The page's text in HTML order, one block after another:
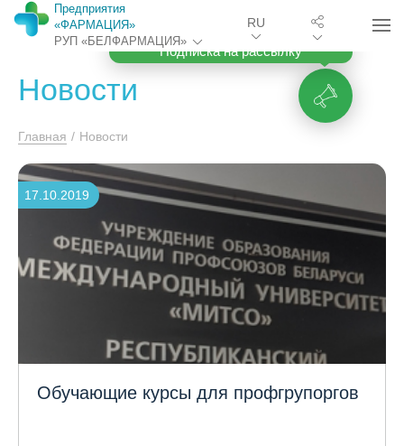
Предприятия
«ФАРМАЦИЯ»
РУП «БЕЛФАРМАЦИЯ»
RU
Новости
Главная / Новости
Подписка на рассылку
Обучающие курсы для профгрупоргов
17.10.2019